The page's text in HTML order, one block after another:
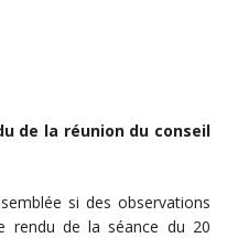
de la réunion du conseil
si des observations
rendu de la séance du 20